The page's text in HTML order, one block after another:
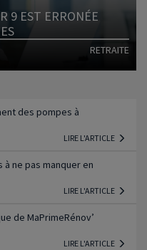
9 EST ERRONÉE
RETRAITE
des pompes à
LIRE L'ARTICLE
ne pas manquer en
LIRE L'ARTICLE
de MaPrimeRénov’
LIRE L'ARTICLE